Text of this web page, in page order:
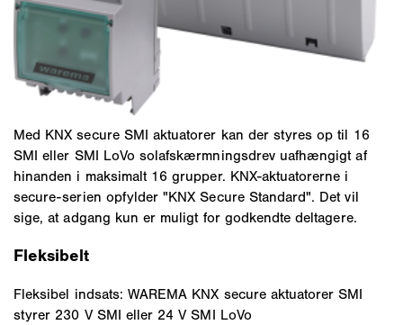
Med KNX secure SMI aktuatorer kan der styres op til 16
SMI eller SMI LoVo solafskærmningsdrev uafhængigt af
hinanden i maksimalt 16 grupper. KNX-aktuatorerne i
secure-serien opfylder "KNX Secure Standard". Det vil
sige, at adgang kun er muligt for godkendte deltagere.
Fleksibelt
Fleksibel indsats: WAREMA KNX secure aktuatorer SMI
styrer 230 V SMI eller 24 V SMI LoVo